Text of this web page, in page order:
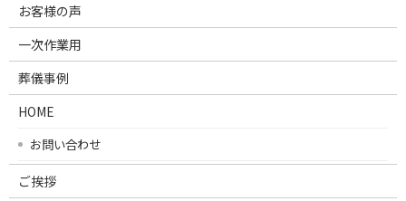
お客様の声
一次作業用
葬儀事例
HOME
お問い合わせ
ご挨拶